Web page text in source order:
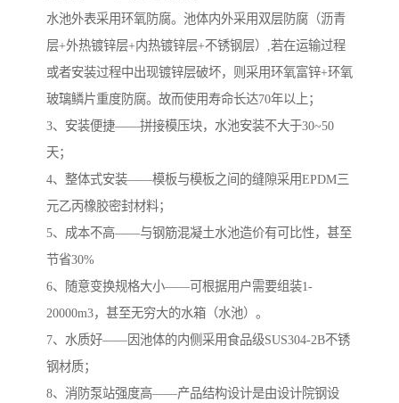
水池外表采用环氧防腐。池体内外采用双层防腐（沥青
层+外热镀锌层+内热镀锌层+不锈钢层）,若在运输过程
或者安装过程中出现镀锌层破坏，则采用环氧富锌+环氧
玻璃鳞片重度防腐。故而使用寿命长达70年以上；
3、安装便捷——拼接模压块，水池安装不大于30~50
天；
4、整体式安装——模板与模板之间的缝隙采用EPDM三
元乙丙橡胶密封材料；
5、成本不高——与钢筋混凝土水池造价有可比性，甚至
节省30%
6、随意变换规格大小——可根据用户需要组装1-
20000m3，甚至无穷大的水箱（水池）。
7、水质好——因池体的内侧采用食品级SUS304-2B不锈
钢材质；
8、消防泵站强度高——产品结构设计是由设计院钢设